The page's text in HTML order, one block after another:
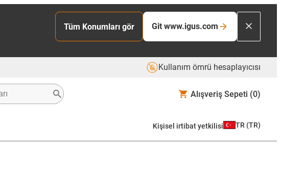
Tüm Konumları gör Git www.igus.com
Kullanım ömrü hesaplayıcısı
Alışveriş Sepeti (0)
Kişisel irtibat yetkilisi TR (TR)